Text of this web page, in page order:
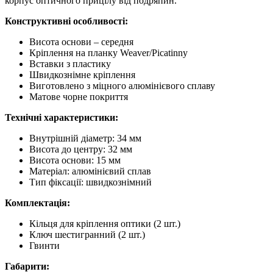
Конструктивні особливості:
Висота основи – середня
Кріплення на планку Weaver/Picatinny
Вставки з пластику
Швидкознімне кріплення
Виготовлено з міцного алюмінієвого сплаву
Матове чорне покриття
Технічні характеристики:
Внутрішній діаметр: 34 мм
Висота до центру: 32 мм
Висота основи: 15 мм
Матеріал: алюмінієвий сплав
Тип фіксації: швидкознімний
Комплектація:
Кільця для кріплення оптики (2 шт.)
Ключ шестигранний (2 шт.)
Гвинти
Габарити: